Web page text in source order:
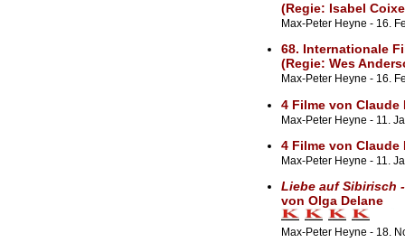
(Regie: Isabel
Max-Peter Heyne - 16.
68. Internationale
(Regie: Wes
Max-Peter Heyne - 16.
4 Filme von Claude
Max-Peter Heyne - 11.
4 Filme von Claude
Max-Peter Heyne - 11.
Liebe auf Sibirisch
von Olga Delane
Max-Peter Heyne - 18.